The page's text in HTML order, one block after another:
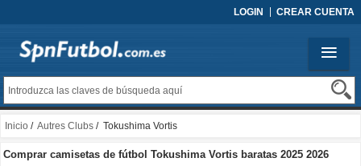
LOGIN CREAR CUENTA
Inicio / Autres Clubs / Tokushima Vortis
Comprar camisetas de fútbol Tokushima Vortis baratas 2025 2026